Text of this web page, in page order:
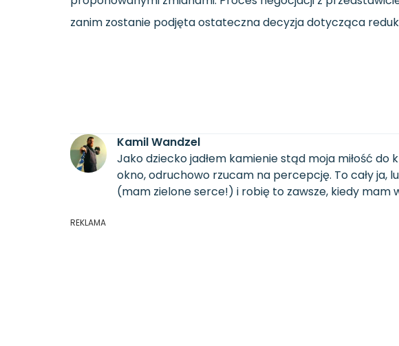
zanim zostanie podjęta ostateczna decyzja dotycząca
Kamil Wandzel
Jako dziecko jadłem kamienie stąd moja miłość
okno, odruchowo rzucam na percepcję. To cały ja,
(mam zielone serce!) i robię to zawsze, kiedy mam
REKLAMA